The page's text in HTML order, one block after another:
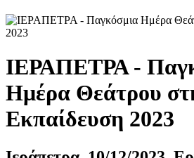
ΙΕΡΑΠΕΤΡΑ -
Ημέρα Θεάτρου
Εκπαίδευση 2023